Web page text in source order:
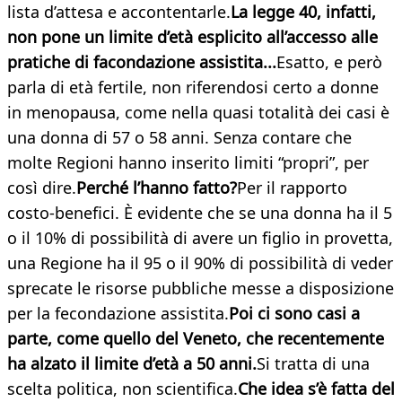
lista d’attesa e accontentarle.La legge 40, infatti,
non pone un limite d’età esplicito all’accesso alle
pratiche di facondazione assistita...Esatto, e però
parla di età fertile, non riferendosi certo a donne
in menopausa, come nella quasi totalità dei casi è
una donna di 57 o 58 anni. Senza contare che
molte Regioni hanno inserito limiti “propri”, per
così dire.Perché l’hanno fatto?Per il rapporto
costo-benefici. È evidente che se una donna ha il 5
o il 10% di possibilità di avere un figlio in provetta,
una Regione ha il 95 o il 90% di possibilità di veder
sprecate le risorse pubbliche messe a disposizione
per la fecondazione assistita.Poi ci sono casi a
parte, come quello del Veneto, che recentemente
ha alzato il limite d’età a 50 anni.Si tratta di una
scelta politica, non scientifica.Che idea s’è fatta del